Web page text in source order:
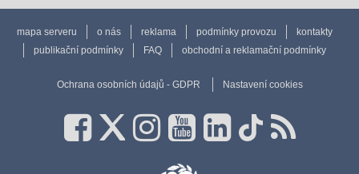
mapa serveru o nás reklama podmínky provozu
kontakty
publikační podmínky
FAQ obchodní a reklamační podmínky
Ochrana osobních údajů - GDPR Nastavení cookies